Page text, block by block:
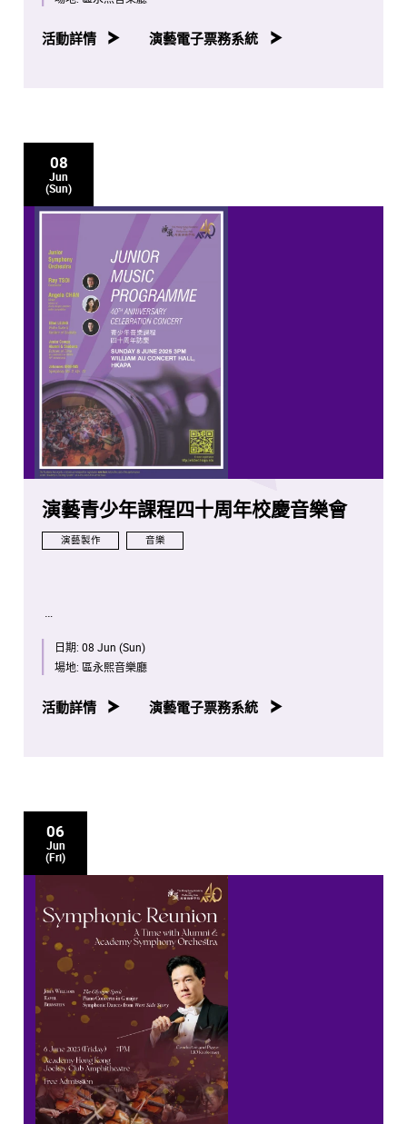
活動詳情 演藝電子票務系統
08
Jun
(Sun)
演藝青少年課程四十周年校慶音樂會
演藝製作 音樂
日期: 08 Jun (Sun)
場地: 區永熙音樂廳
活動詳情 演藝電子票務系統
06
Jun
(Fri)